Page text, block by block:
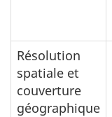
Résolution
spatiale et
couverture
géographique